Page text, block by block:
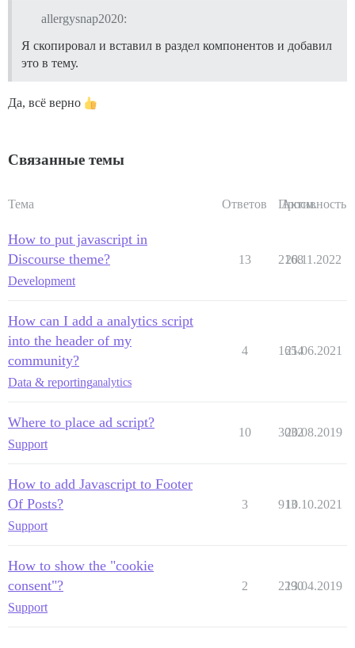
allergysnap2020:
Я скопировал и вставил в раздел компонентов и добавил
это в тему.
Да, всё верно
Связанные темы
Тема Ответов Просм.
Активность
How to put javascript in
Discourse theme?
Development
13 2168
20.11.2022
How can I add a analytics script
into the header of my
community?
Data & reportinganalytics
4 1654
21.06.2021
Where to place ad script?
Support
10 3032
20.08.2019
How to add Javascript to Footer
Of Posts?
Support
3 913
10.10.2021
How to show the "cookie
consent"?
Support
2 2290
13.04.2019